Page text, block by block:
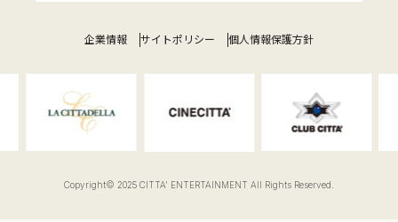
企業情報 サイトポリシー 個人情報保護方針
Copyright© 2025 CITTA' ENTERTAINMENT All Rights Reserved.